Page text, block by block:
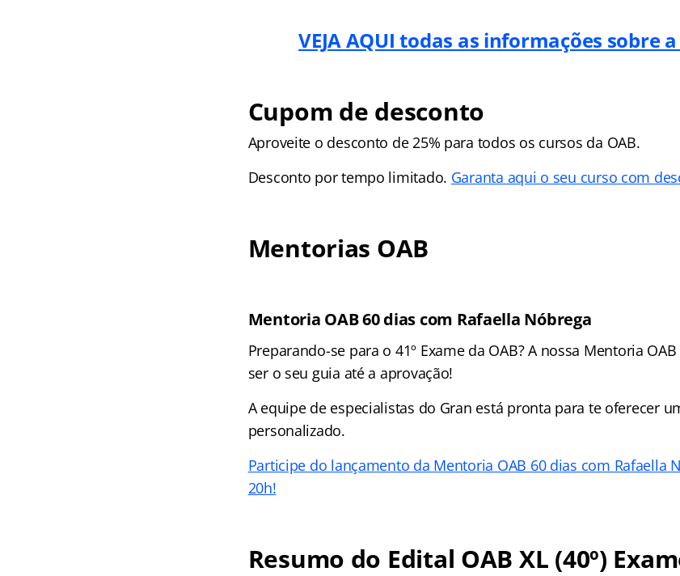
VEJA AQUI todas as informações sobre
Cupom de desconto
Aproveite o desconto de 25% para todos os cursos da OAB.
Desconto por tempo limitado. Garanta aqui o seu curso com
Mentorias OAB
Mentoria OAB 60 dias com Rafaella Nóbrega
Preparando-se para o 41º Exame da OAB? A nossa Mentoria
ser o seu guia até a aprovação!
A equipe de especialistas do Gran está pronta para te oferecer
personalizado.
Participe do lançamento da Mentoria OAB 60 dias com Rafaella
20h!
Resumo do Edital OAB XL (40º)